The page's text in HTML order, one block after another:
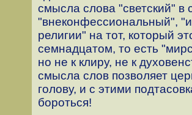
смысла слова "светский"
"внеконфессиональный",
религии" на тот, который
семнадцатом, то есть
но не к клиру, не к
смысла слов позволяет
голову, и с этими
бороться!